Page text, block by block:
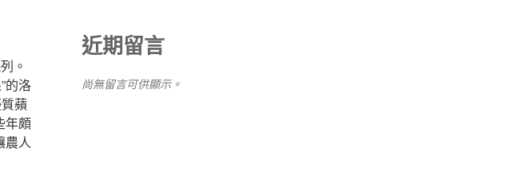
。
的洛
蘋
年頗
農人
近期留言
尚無留言可供顯示。